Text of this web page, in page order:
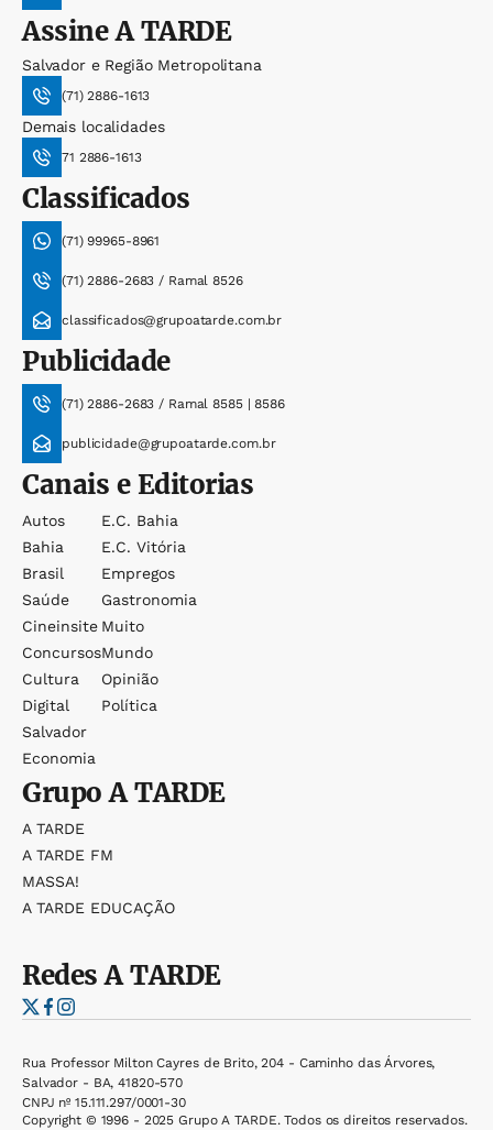
AssineA TARDE
Salvador e Região Metropolitana
(71) 2886-1613
Demais localidades
71 2886-1613
Classificados
(71) 99965-8961
(71) 2886-2683 / Ramal 8526
classificados@grupoatarde.com.br
Publicidade
(71) 2886-2683 / Ramal 8585 | 8586
publicidade@grupoatarde.com.br
Canais e Editorias
Autos
Bahia
Brasil
Saúde
Cineinsite
Concursos
Cultura
Digital
Salvador
Economia
E.c. Bahia
E.c. Vitória
Empregos
Gastronomia
Muito
Mundo
Opinião
Política
GrupoA TARDE
A TARDE
A TARDE FM
MASSA!
A TARDE EDUCAÇÃO
RedesA TARDE
Rua Professor Milton Cayres de Brito, 204 - Caminho das Árvores,
Salvador - BA, 41820-570
CNPJ nº 15.111.297/0001-30
Copyright © 1996 - 2025 Grupo A TARDE. Todos os direitos reservados.